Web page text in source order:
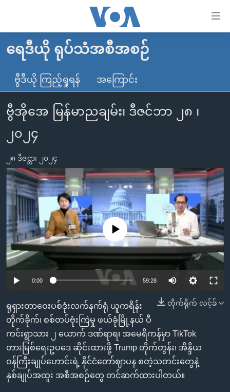
လွယ်ကူ
သည့်
Link
များ
ပင်မ
သို့
ကျော်
ကြည့်
ရန်
ပင်မ
အ
ညွန်း
စာမျက်နှာ
ကြည့်
ရန်
ရှာဖွေ
ရန်
နေရာ
သို့
ကျော်
မူလစာမျက်နှာ
မြန်မာ
ကမ္ဘာ့သတင်းများ
နိုင်ငံတကာ
အစ္စရေး-ပါလက်စတိုင်း
ဗွီဒီယို
ရပ်ဝန်းတခု လမ်းတခု အလွန်
အင်္ဂလိပ်စာလေ့လာမယ်
အမေရိကန်သုံးအီဒီယံ
မကြေးမုံရဲ့ အင်္ဂလိပ်စာ
ရုပ်ရှင်ထဲက အင်္ဂလိပ်စာ
သုတပဒေသာ အင်္ဂလိပ်စာ
အပတ်စဉ်ကဏ္ဍများ
ရေဒီယို
တီဗွီ
ရေဒီယိုနှင့်ရုပ်သံ အချက်အလက်များ
ရေဒီယို/တီဗွီအစီအစဉ်
Learning English
ဗွီအိုအေ လူမှုကွန်ယက်များ
ဘာသာစကားများ
ရေဒီယို ရုပ်သံအစီအစဉ်
ဗွီဒီယို ကြည့်ရှုရန် အကြောင်း
ဗွီအိုအေ မြန်မာညချမ်း၊ ဒီဇင်ဘာ ၂၈ ၊
၂၀၂၄
၂၈ ဒီဇင္ဘာ၊ ၂၀၂၄
No media source currently available
0:00 59:28
တိုက်ရိုက် လင့်ခ်
ရုရှားတာဝေးပစ်ဒုံးလက်နက်ရုံ ယူကရိန်း
တိုက်ခိုက်၊ စစ်တပ်ဗုံးကြဲမှု ဖယ်ခုံမြို့နယ် ပီ
ကင်းရွာသား ၂ ယောက် ဒဏ်ရာရ၊ အမေရိကန်မှာ TikTok
တားမြစ်ရေးဥပဒေ ဆိုင်းထားဖို့ Trump တိုက်တွန်း၊ အိန္ဒိယ
ဝန်ကြီးချုပ်ဟောင်းရဲ့ နိုင်ငံတော်ဈာပန စတဲ့သတင်းတွေနဲ့
နှစ်ချုပ်အထူး အစီအစဉ်တွေ တင်ဆက်ထားပါတယ်။